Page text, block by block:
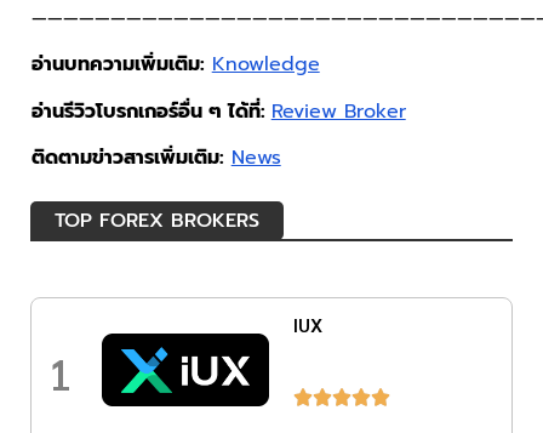
อ่านบทความเพิ่มเติม: Knowledge
อ่านรีวิวโบรกเกอร์อื่น ๆ ได้ที่: Review Broker
ติดตามข่าวสารเพิ่มเติม: News
TOP FOREX BROKERS
1
IUX
